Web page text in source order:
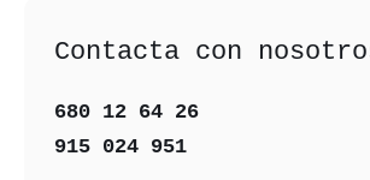
Contacta con
680 12 64 26‬
915 024 951‬